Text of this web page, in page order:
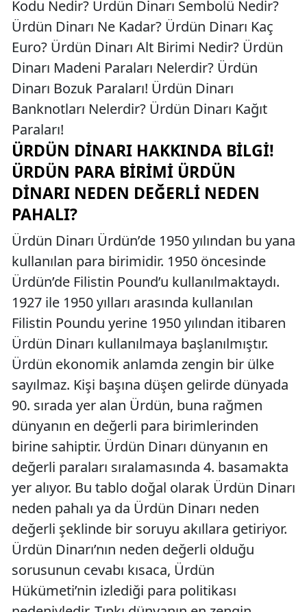
Kodu Nedir? Ürdün Dinarı Sembolü Nedir?
Ürdün Dinarı Ne Kadar? Ürdün Dinarı Kaç
Euro? Ürdün Dinarı Alt Birimi Nedir? Ürdün
Dinarı Madeni Paraları Nelerdir? Ürdün
Dinarı Bozuk Paraları! Ürdün Dinarı
Banknotları Nelerdir? Ürdün Dinarı Kağıt
Paraları!
ÜRDÜN DINARI HAKKINDA BILGI!
ÜRDÜN PARA BIRIMI ÜRDÜN
DINARI NEDEN DEĞERLI NEDEN
PAHALI?
Ürdün Dinarı Ürdün’de 1950 yılından bu yana
kullanılan para birimidir. 1950 öncesinde
Ürdün’de Filistin Pound’u kullanılmaktaydı.
1927 ile 1950 yılları arasında kullanılan
Filistin Poundu yerine 1950 yılından itibaren
Ürdün Dinarı kullanılmaya başlanılmıştır.
Ürdün ekonomik anlamda zengin bir ülke
sayılmaz. Kişi başına düşen gelirde dünyada
90. sırada yer alan Ürdün, buna rağmen
dünyanın en değerli para birimlerinden
birine sahiptir. Ürdün Dinarı dünyanın en
değerli paraları sıralamasında 4. basamakta
yer alıyor. Bu tablo doğal olarak Ürdün Dinarı
neden pahalı ya da Ürdün Dinarı neden
değerli şeklinde bir soruyu akıllara getiriyor.
Ürdün Dinarı’nın neden değerli olduğu
sorusunun cevabı kısaca, Ürdün
Hükümeti’nin izlediği para politikası